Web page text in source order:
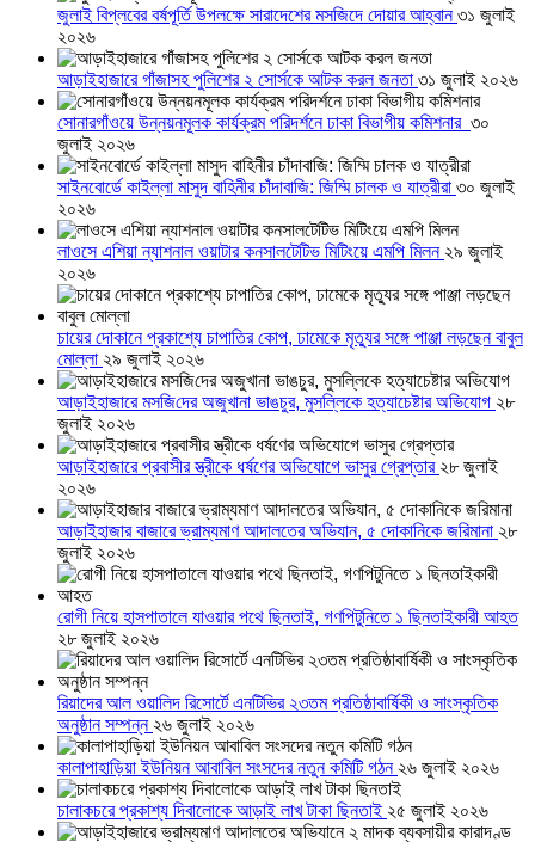
জুলাই বিপ্লবের বর্ষপূর্তি উপলক্ষে সারাদেশের মসজিদে দোয়ার আহ্বান৩১ জুলাই
২০২৬
আড়াইহাজারে গাঁজাসহ পুলিশের ২ সোর্সকে আটক করল জনতা ৩১ জুলাই ২০২৬
সোনারগাঁওয়ে উন্নয়নমূলক কার্যক্রম পরিদর্শনে ঢাকা বিভাগীয় কমিশনার ৩০
জুলাই ২০২৬
সাইনবোর্ডে কাইল্লা মাসুদ বাহিনীর চাঁদাবাজি: জিম্মি চালক ও যাত্রীরা ৩০ জুলাই
২০২৬
লাওসে এশিয়া ন্যাশনাল ওয়াটার কনসালটেটিভ মিটিংয়ে এমপি মিলন ২৯ জুলাই
২০২৬
চায়ের দোকানে প্রকাশ্যে চাপাতির কোপ, ঢামেকে মৃত্যুর সঙ্গে পাঞ্জা লড়ছেন বাবুল
মোল্লা ২৯ জুলাই ২০২৬
আড়াইহাজারে মস‌জি‌দের অজুখানা ভাঙচুর, মুসল্লিকে হত্যাচেষ্টার অভিযোগ ২৮
জুলাই ২০২৬
আড়াইহাজারে প্রবাসীর স্ত্রীকে ধর্ষণের অভিযোগে ভাসুর গ্রেপ্তার ২৮ জুলাই
২০২৬
আড়াইহাজার বাজারে ভ্রাম্যমাণ আদালতের অভিযান, ৫ দোকানিকে জরিমানা ২৮
জুলাই ২০২৬
রোগী নিয়ে হাসপাতালে যাওয়ার পথে ছিনতাই, গণপিটুনিতে ১ ছিনতাইকারী আহত
২৮ জুলাই ২০২৬
রিয়াদের আল ওয়ালিদ রিসোর্টে এনটিভির ২৩তম প্রতিষ্ঠাবার্ষিকী ও সাংস্কৃতিক
অনুষ্ঠান সম্পন্ন ২৬ জুলাই ২০২৬
কালাপাহাড়িয়া ইউনিয়ন আবাবিল সংসদের নতুন কমিটি গঠন ২৬ জুলাই ২০২৬
চালাকচরে প্রকাশ্য দিবালোকে আড়াই লাখ টাকা ছিনতাই ২৫ জুলাই ২০২৬